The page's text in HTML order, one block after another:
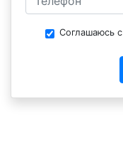
Соглашаюсь с